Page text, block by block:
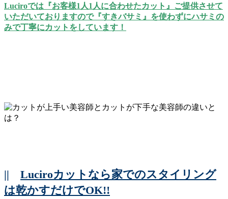
Luciroでは『お客様1人1人に合わせたカット』ご提供させて
いただいておりますので『すきバサミ』を使わずにハサミの
みで丁寧にカットをしています！
|| Luciroカットなら家でのスタイリング
は乾かすだけでOK!!